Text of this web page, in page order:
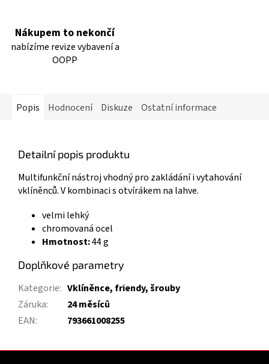
Nákupem to nekončí
nabízíme revize vybavení a
OOPP
Popis Hodnocení Diskuze Ostatní informace
Detailní popis produktu
Multifunkční nástroj vhodný pro zakládání i vytahování
vklíněnců. V kombinaci s otvírákem na lahve.
velmi lehký
chromovaná ocel
Hmotnost:44 g
Doplňkové parametry
Kategorie: Vklíněnce, friendy, šrouby
Záruka:
24 měsíců
EAN: 793661008255